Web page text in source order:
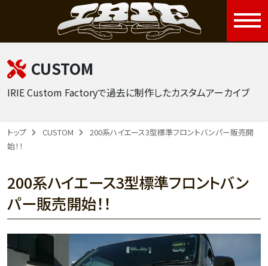
CUSTOM
IRIE Custom Factoryで過去に制作したカスタムアーカイブ
トップ CUSTOM
200系ハイエース3型標準フロントバンパー販売開
始！！
200系ハイエース3型標準フロントバン
パー販売開始！！